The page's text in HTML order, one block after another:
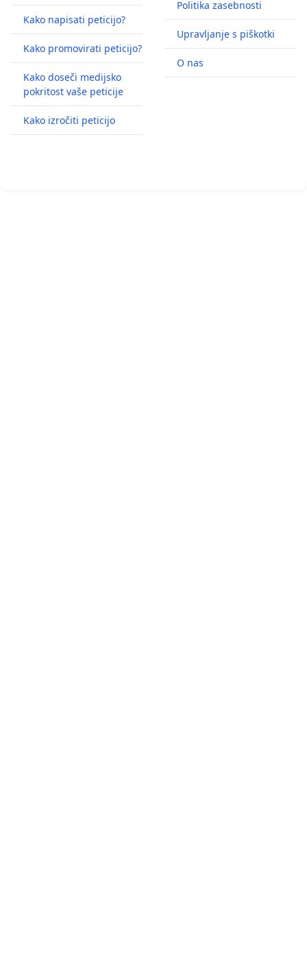
Kako napisati peticijo?
Kako promovirati peticijo?
Kako doseči medijsko
pokritost vaše peticije
Kako izročiti peticijo
Politika zasebnosti
Upravljanje s piškotki
O nas